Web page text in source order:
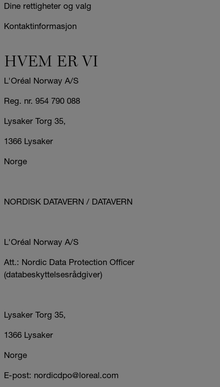
Dine rettigheter og valg
Kontaktinformasjon
HVEM ER VI
L'Oréal Norway A/S
Reg. nr. 954 790 088
Lysaker Torg 35,
1366 Lysaker
Norge
NORDISK DATAVERN / DATAVERN
L'Oréal Norway A/S
Att.: Nordic Data Protection Officer
(databeskyttelsesrådgiver)
Lysaker Torg 35,
1366 Lysaker
Norge
E-post: nordicdpo@loreal.com